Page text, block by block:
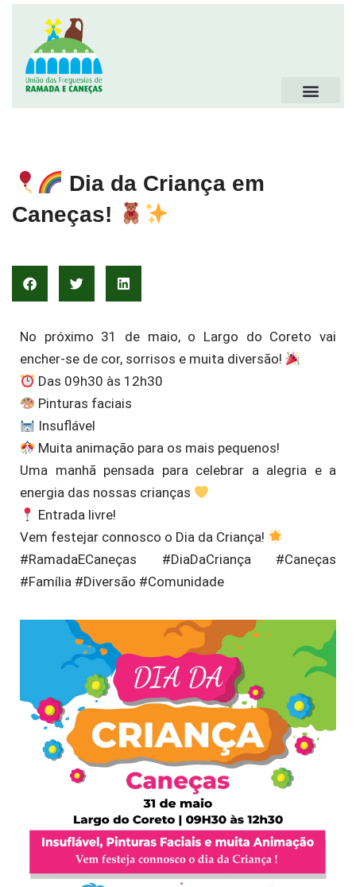
Dia da Criança em
Caneças!
No próximo 31 de maio, o Largo do Coreto vai
encher-se de cor, sorrisos e muita diversão!
Das 09h30 às 12h30
Pinturas faciais
Insuflável
Muita animação para os mais pequenos!
Uma manhã pensada para celebrar a alegria e a
energia das nossas crianças
Entrada livre!
Vem festejar connosco o Dia da Criança!
#RamadaECaneças #DiaDaCriança #Caneças
#Família #Diversão #Comunidade